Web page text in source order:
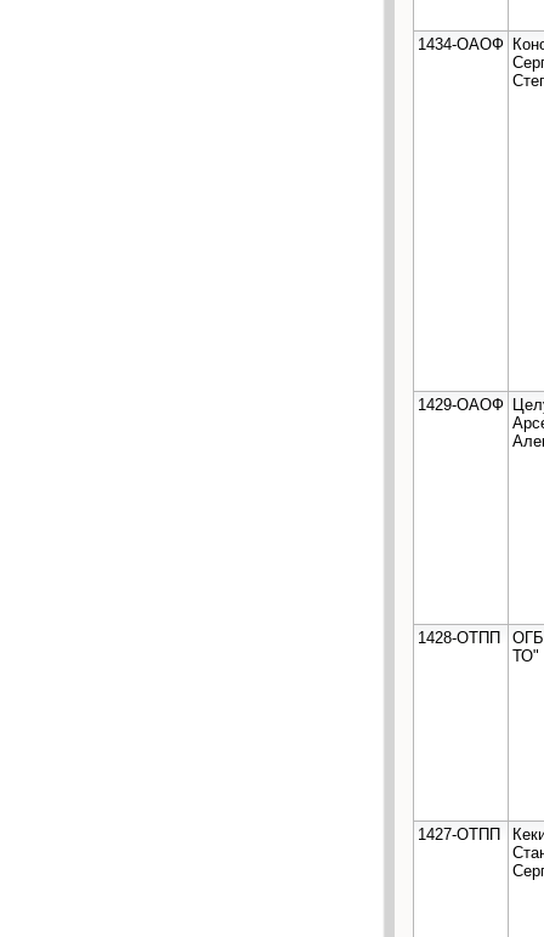
1434-ОАОФ
1429-ОАОФ
1428-ОТПП
ТО"
1427-ОТПП